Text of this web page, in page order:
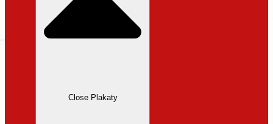
Close Plakaty